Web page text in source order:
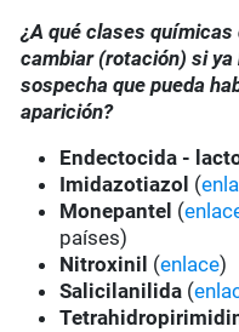
¿A qué clases
cambiar (rotación) si
sospecha que pueda
aparición?
Endectocida -
Imidazotiazol (
Monepantel (
países)
Nitroxinil (enlace)
Salicilanilida (